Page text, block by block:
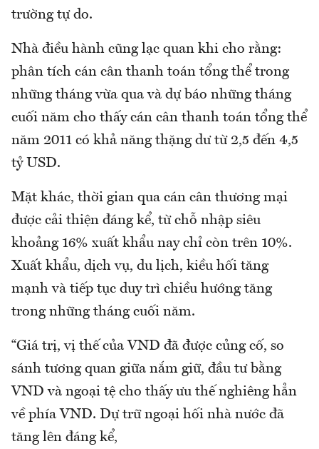
trường tự do.
Nhà điều hành cũng lạc quan khi cho rằng:
phân tích cán cân thanh toán tổng thể trong
những tháng vừa qua và dự báo những tháng
cuối năm cho thấy cán cân thanh toán tổng thể
năm 2011 có khả năng thặng dư từ 2,5 đến 4,5
tỷ USD.
Mặt khác, thời gian qua cán cân thương mại
được cải thiện đáng kể, từ chỗ nhập siêu
khoảng 16% xuất khẩu nay chỉ còn trên 10%.
Xuất khẩu, dịch vụ, du lịch, kiều hối tăng
mạnh và tiếp tục duy trì chiều hướng tăng
trong những tháng cuối năm.
“Giá trị, vị thế của VND đã được củng cố, so
sánh tương quan giữa nắm giữ, đầu tư bằng
VND và ngoại tệ cho thấy ưu thế nghiêng hẳn
về phía VND. Dự trữ ngoại hối nhà nước đã
tăng lên đáng kể,